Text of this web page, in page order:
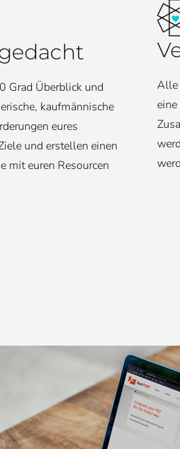
Grad Überblick und
kaufmännische
eures
und erstellen einen
mit euren Resourcen
Alle